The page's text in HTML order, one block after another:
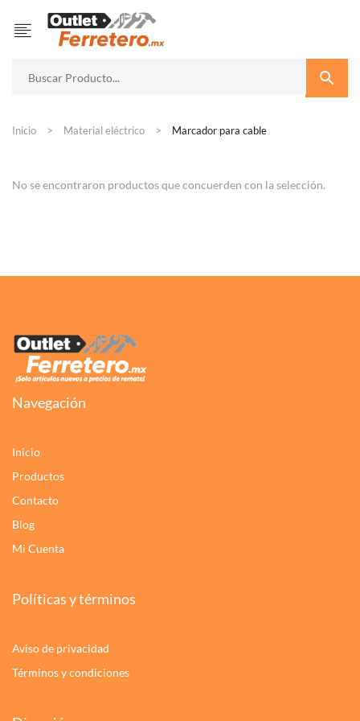
Inicio Material eléctrico Marcador para cable
No se encontraron productos que concuerden con la selección.
Navegación
Inicio
Productos
Contacto
Blog
Mi Cuenta
Políticas y términos
Aviso de privacidad
Términos y condiciones